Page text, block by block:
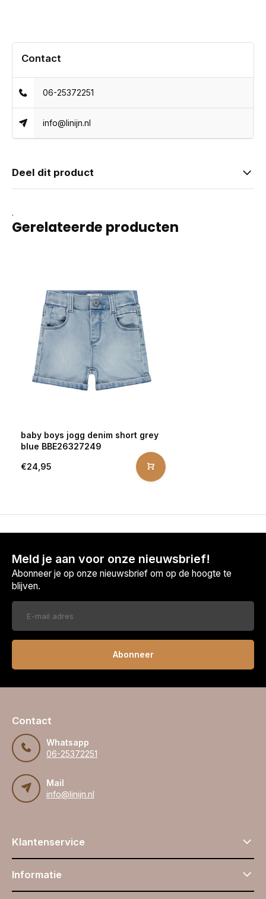
Contact
06-25372251
info@linijn.nl
Deel dit product
.
Gerelateerde producten
baby boys jogg denim short grey
blue BBE26327249
€24,95
Meld je aan voor onze nieuwsbrief!
Abonneer je op onze nieuwsbrief om op de hoogte te
blijven.
Abonneer
Contact
Whatsapp
06-25372251
Mail
info@linijn.nl
Klantenservice
Informatie